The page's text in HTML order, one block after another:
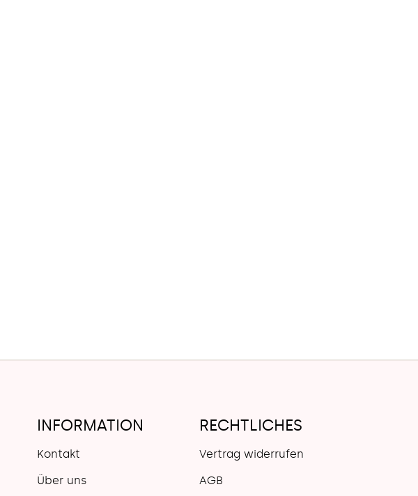
INFORMATION
Kontakt
Über uns
RECHTLICHES
Vertrag widerrufen
AGB